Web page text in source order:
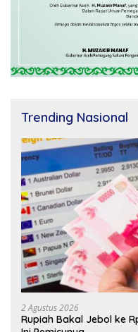
Trending Nasional
2 Agustus 2026
Rupiah Bakal Jebol ke